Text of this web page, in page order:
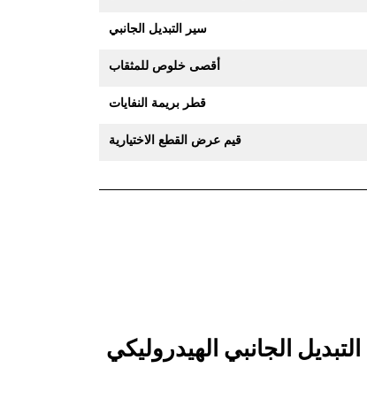
سير التبديل الجانبي
أقصى خلوص للمثقاب
قطر بريمة النفايات
قيم عرض القطع الاختيارية